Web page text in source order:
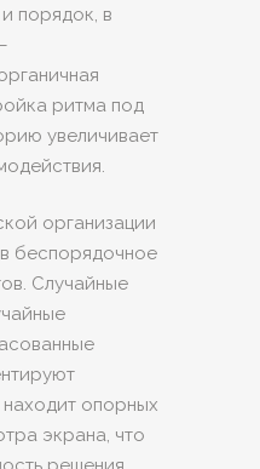
порядок, в
ритма под
увеличивает
организации
беспорядочное
Случайные
находит опорных
экрана, что